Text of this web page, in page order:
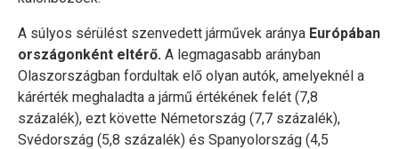
A súlyos sérülést szenvedett járművek aránya Európában
országonként eltérő. A legmagasabb arányban
Olaszországban fordultak elő olyan autók, amelyeknél a
kárérték meghaladta a jármű értékének felét (7,8
százalék), ezt követte Németország (7,7 százalék),
Svédország (5,8 százalék) és Spanyolország (4,5